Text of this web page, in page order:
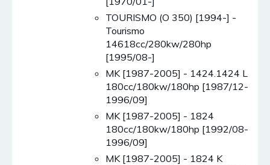
TOURISMO (O 350) [1994-] -
Tourismo
14618cc/280kw/280hp
[1995/08-]
MK [1987-2005] - 1424.1424 L
180cc/180kw/180hp [1987/12-
1996/09]
MK [1987-2005] - 1824
180cc/180kw/180hp [1992/08-
1996/09]
MK [1987-2005] - 1824 K